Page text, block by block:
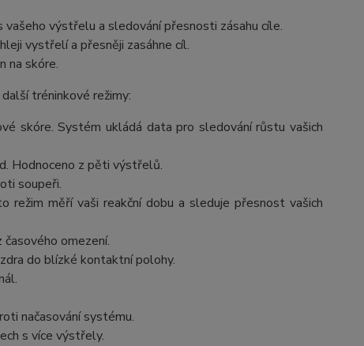
výstřelu a sledování přesnosti zásahu cíle.
vystřelí a přesněji zasáhne cíl.
na skóre.
tréninkové režimy:
skóre. Systém ukládá data pro sledování růstu vašich
Hodnoceno z pěti výstřelů.
soupeři.
měří vaši reakční dobu a sleduje přesnost vašich
omezení.
do blízké kontaktní polohy.
načasování systému.
s více výstřely.